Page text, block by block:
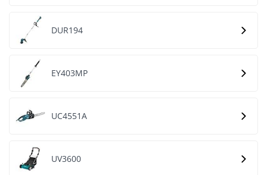
DUR194
EY403MP
UC4551A
UV3600